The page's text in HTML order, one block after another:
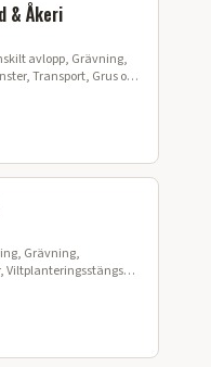
& Åkeri
avlopp, Grävning,
Transport, Grus och
Grävning,
Viltplanteringsstängsel,